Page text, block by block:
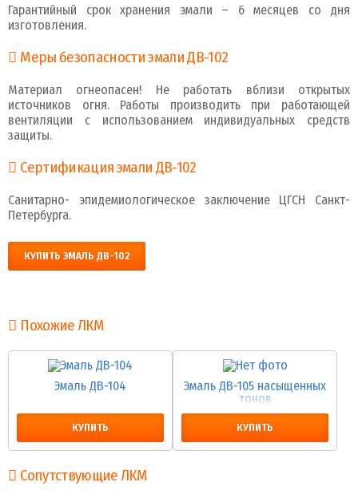
Гарантийный срок хранения эмали – 6 месяцев со дня
изготовления.
Меры безопасности эмали ДВ-102
Материал огнеопасен! Не работать вблизи открытых
источников огня. Работы производить при работающей
вентиляции с использованием индивидуальных средств
защиты.
Сертификация эмали ДВ-102
Санитарно- эпидемиологическое заключение ЦГСН Санкт-
Петербурга.
КУПИТЬ ЭМАЛЬ ДВ-102
Похожие ЛКМ
Эмаль ДВ-104
КУПИТЬ
Эмаль ДВ-105 насыщенных
тонов
КУПИТЬ
Сопутствующие ЛКМ